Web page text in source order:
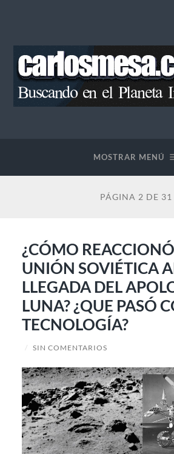
MOSTRAR MENÚ
PÁGINA 2 DE 31
¿CÓMO
UNIÓN SOVIÉTICA
LLEGADA DEL
LUNA? ¿QUE PASÓ
TECNOLOGÍA?
/ SIN COMENTARIOS